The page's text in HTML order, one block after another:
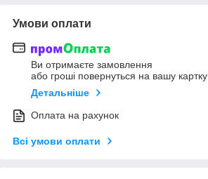
Умови оплати
Ви отримаєте замовлення
або гроші повернуться на вашу картку
Детальніше
Оплата на рахунок
Всі умови оплати